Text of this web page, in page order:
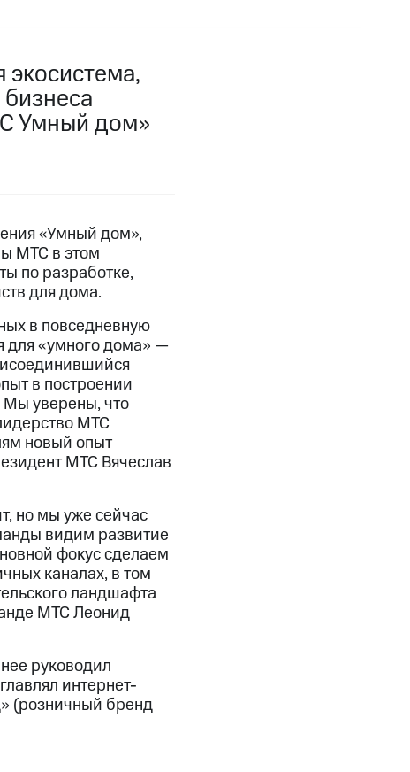
Умный дом»
«Умный дом»,
МТС в этом
по разработке,
для дома.
в повседневную
для «умного дома» —
в построении
Мы уверены, что
МТС
новый опыт
МТС Вячеслав
но мы уже сейчас
видим развитие
фокус сделаем
каналах, в том
ландшафта
МТС Леонид
руководил
интернет-
(розничный бренд